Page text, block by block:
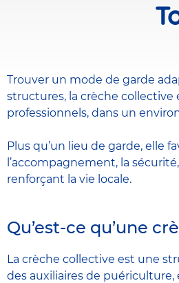
Trouver un mode de garde
structures, la crèche
professionnels, dans un
Plus qu’un lieu de garde, elle
l’accompagnement, la
renforçant la vie locale.
Qu’est-ce qu’une
La crèche collective est une
des auxiliaires de